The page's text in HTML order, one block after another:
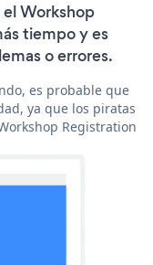
Workshop
tiempo y es
o errores.
es probable que
ya que los piratas
Registration